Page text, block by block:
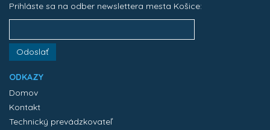
Prihláste sa na odber newslettera mesta Košice:
Odoslať
ODKAZY
Domov
Kontakt
Technický prevádzkovateľ